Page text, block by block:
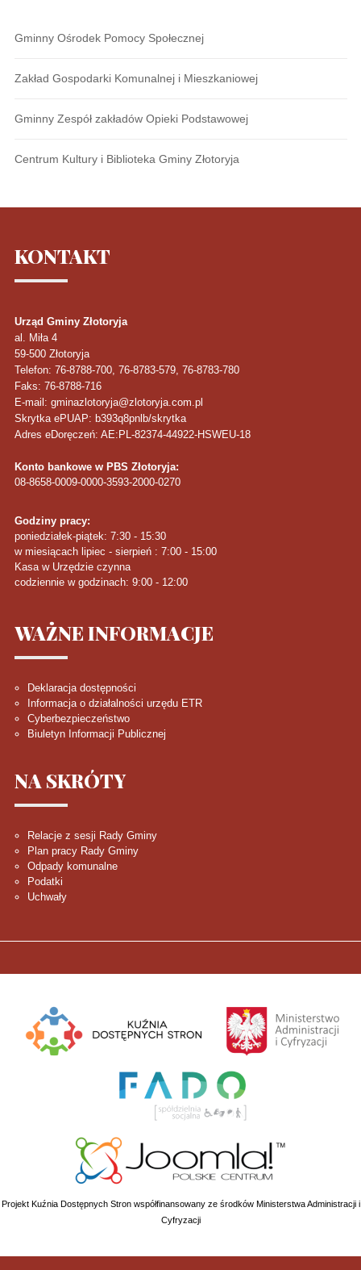
Gminny Ośrodek Pomocy Społecznej
Zakład Gospodarki Komunalnej i Mieszkaniowej
Gminny Zespół zakładów Opieki Podstawowej
Centrum Kultury i Biblioteka Gminy Złotoryja
KONTAKT
Urząd Gminy Złotoryja
al. Miła 4
59-500 Złotoryja
Telefon: 76-8788-700, 76-8783-579, 76-8783-780
Faks: 76-8788-716
E-mail: gminazlotoryja@zlotoryja.com.pl
Skrytka ePUAP: b393q8pnlb/skrytka
Adres eDoręczeń: AE:PL-82374-44922-HSWEU-18
Konto bankowe w PBS Złotoryja:
08-8658-0009-0000-3593-2000-0270
Godziny pracy:
poniedziałek-piątek: 7:30 - 15:30
w miesiącach lipiec - sierpień : 7:00 - 15:00
Kasa w Urzędzie czynna
codziennie w godzinach: 9:00 - 12:00
WAŻNEINFORMACJE
Deklaracja dostępności
Informacja o działalności urzędu ETR
Cyberbezpieczeństwo
Biuletyn Informacji Publicznej
NA SKRÓTY
Relacje z sesji Rady Gminy
Plan pracy Rady Gminy
Odpady komunalne
Podatki
Uchwały
Projekt Kuźnia Dostępnych Stron współfinansowany ze środków Ministerstwa Administracji i
Cyfryzacji